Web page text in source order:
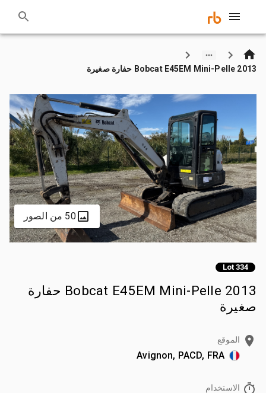
2013 Bobcat E45EM Mini-Pelle حفارة صغيرة
50 من الصور
Lot 334
2013 Bobcat E45EM Mini-Pelle حفارة
صغيرة
الموقع
Avignon, PACD, FRA
الاستخدام